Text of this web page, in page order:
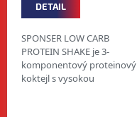
DETAIL
SPONSER LOW CARB
PROTEIN SHAKE je 3-
komponentový proteinový
koktejl s vysokou